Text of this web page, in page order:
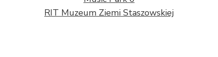
RIT Muzeum Ziemi Staszowskiej